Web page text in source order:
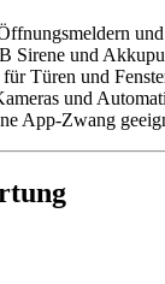
Sirene und
Türen und
und
App-Zwang